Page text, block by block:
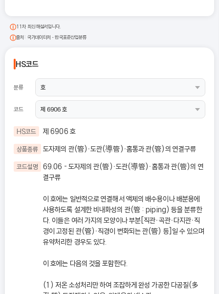
11차 최신 해설서입니다.
출처: 국가데이터처 - 한국표준산업분류
HS코드
분류
코드
HS코드 제 6906 호
상품종류 도자제의 관(管)ㆍ도관(導管)ㆍ홈통과 관(管)의 연결구류
코드설명
69.06 - 도자제의 관(管)ㆍ도관(導管)ㆍ홈통과 관(管)의 연
결구류
이 호에는 일반적으로 연결해서 액체의 배수용이나 배분용에
사용하도록 설계한 비내화성의 관(管 : piping) 등을 분류한
다. 이들은 여러 가지의 모양이나 부분[직관ㆍ곡관ㆍ다지관ㆍ직
경이 고정된 관(管)ㆍ직경이 변화되는 관(管) 등]일 수 있으며
유약처리한 경우도 있다.
이 호에는 다음의 것을 포함한다.
(1) 저온 소성처리만 하여 조잡하게 완성 가공한 다공질(多